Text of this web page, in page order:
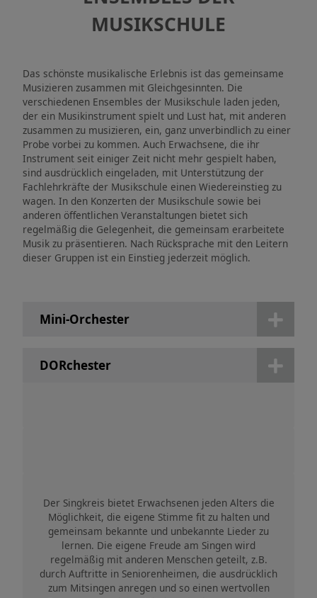
Kinder-, Jugend- und
Schulkultur
Musikschule
Stadtbibliothek
Stadtarchiv
Pädagogische Stiftung
MUSIKSCHULE
Das schönste musikalische Erlebnis ist das gemeinsame
Musizieren zusammen mit Gleichgesinnten. Die
verschiedenen Ensembles der Musikschule laden jeden,
der ein Musikinstrument spielt und Lust hat, mit anderen
zusammen zu musizieren, ein, ganz unverbindlich zu einer
Probe vorbei zu kommen. Auch Erwachsene, die ihr
Instrument seit einiger Zeit nicht mehr gespielt haben,
sind ausdrücklich eingeladen, mit Unterstützung der
Fachlehrkräfte der Musikschule einen Wiedereinstieg zu
wagen. In den Konzerten der Musikschule sowie bei
anderen öffentlichen Veranstaltungen bietet sich
regelmäßig die Gelegenheit, die gemeinsam erarbeitete
Musik zu präsentieren. Nach Rücksprache mit den Leitern
dieser Gruppen ist ein Einstieg jederzeit möglich.
Mini-Orchester
DORchester
Der Singkreis bietet Erwachsenen jeden Alters die
Möglichkeit, die eigene Stimme fit zu halten und
gemeinsam bekannte und unbekannte Lieder zu
lernen. Die eigene Freude am Singen wird
regelmäßig mit anderen Menschen geteilt, z.B.
durch Auftritte in Seniorenheimen, die ausdrücklich
zum Mitsingen anregen und so einen wertvollen